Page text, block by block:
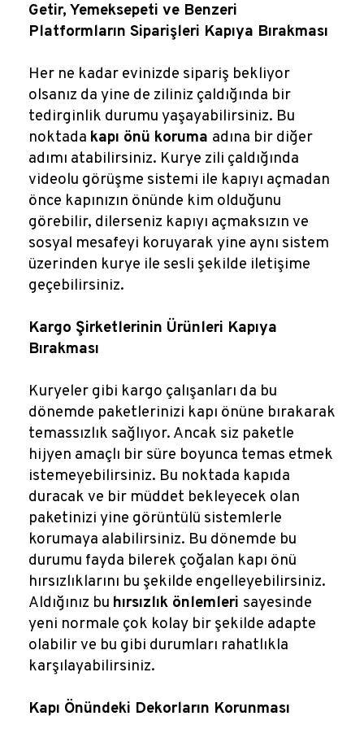
Getir, Yemeksepeti ve Benzeri
Platformların Siparişleri Kapıya Bırakması
Her ne kadar evinizde sipariş bekliyor
olsanız da yine de ziliniz çaldığında bir
tedirginlik durumu yaşayabilirsiniz. Bu
noktada kapı önü koruma adına bir diğer
adımı atabilirsiniz. Kurye zili çaldığında
videolu görüşme sistemi ile kapıyı açmadan
önce kapınızın önünde kim olduğunu
görebilir, dilerseniz kapıyı açmaksızın ve
sosyal mesafeyi koruyarak yine aynı sistem
üzerinden kurye ile sesli şekilde iletişime
geçebilirsiniz.
Kargo Şirketlerinin Ürünleri Kapıya
Bırakması
Kuryeler gibi kargo çalışanları da bu
dönemde paketlerinizi kapı önüne bırakarak
temassızlık sağlıyor. Ancak siz paketle
hijyen amaçlı bir süre boyunca temas etmek
istemeyebilirsiniz. Bu noktada kapıda
duracak ve bir müddet bekleyecek olan
paketinizi yine görüntülü sistemlerle
korumaya alabilirsiniz. Bu dönemde bu
durumu fayda bilerek çoğalan kapı önü
hırsızlıklarını bu şekilde engelleyebilirsiniz.
Aldığınız bu hırsızlık önlemleri sayesinde
yeni normale çok kolay bir şekilde adapte
olabilir ve bu gibi durumları rahatlıkla
karşılayabilirsiniz.
Kapı Önündeki Dekorların Korunması